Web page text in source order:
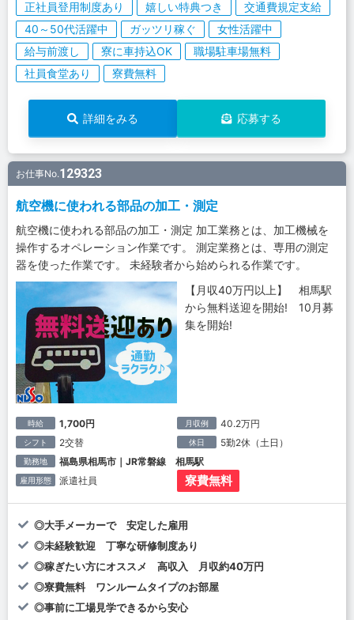
正社員登用制度あり 嬉しい特典つき
交通費規定支給
40～50代活躍中
ガッツリ稼ぐ
女性活躍中
給与前渡し
寮に車持込OK
職場駐車場無料
社員食堂あり
寮費無料
詳細をみる 応募する
お仕事No.129323
航空機に使われる部品の加工・測定
航空機に使われる部品の加工・測定 加工業務とは、加工機械を
操作するオペレーション作業です。 測定業務とは、専用の測定
器を使った作業です。 未経験者から始められる作業です。
【月収40万円以上】 相馬駅
から無料送迎を開始! 10月募
集を開始!
時給 1,700円 月収例 40.2万円
シフト 2交替 休日 5勤2休（土日）
勤務地 福島県相馬市｜JR常磐線 相馬駅
雇用形態 派遣社員 寮費無料
◎大手メーカーで 安定した雇用
◎未経験歓迎 丁寧な研修制度あり
◎稼ぎたい方にオススメ 高収入 月収約40万円
◎寮費無料 ワンルームタイプのお部屋
◎事前に工場見学できるから安心